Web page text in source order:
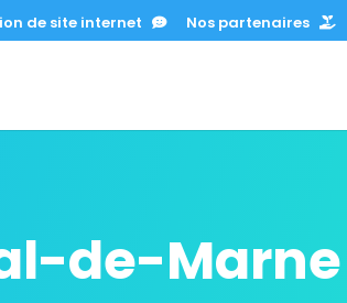
de site internet Nos partenaires
de-